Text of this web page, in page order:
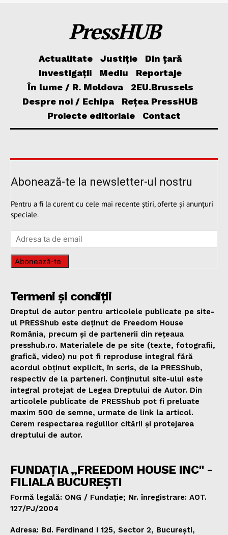
PressHUB
Actualitate Justiție
Din țară
Investigații
Mediu
Reportaje
În lume / R. Moldova
2EU.Brussels
Despre noi / Echipa
Rețea PressHUB
Proiecte editoriale
Contact
Abonează-te la newsletter-ul nostru
Pentru a fi la curent cu cele mai recente știri, oferte și anunțuri
speciale.
Abonează-te
Termeni și condiții
Dreptul de autor pentru articolele publicate pe site-
ul PRESShub este deținut de Freedom House
România, precum și de partenerii din rețeaua
presshub.ro. Materialele de pe site (texte, fotografii,
grafică, video) nu pot fi reproduse integral fără
acordul obținut explicit, în scris, de la PRESShub,
respectiv de la parteneri. Conținutul site-ului este
integral protejat de Legea Dreptului de Autor. Din
articolele publicate de PRESShub pot fi preluate
maxim 500 de semne, urmate de link la articol.
Cerem respectarea regulilor citării și protejarea
dreptului de autor.
FUNDAȚIA „FREEDOM HOUSE INC" -
FILIALA BUCUREȘTI
Formă legală: ONG / Fundație; Nr. înregistrare: AOT.
127/PJ/2004
Adresa: Bd. Ferdinand I 125, Sector 2, București,